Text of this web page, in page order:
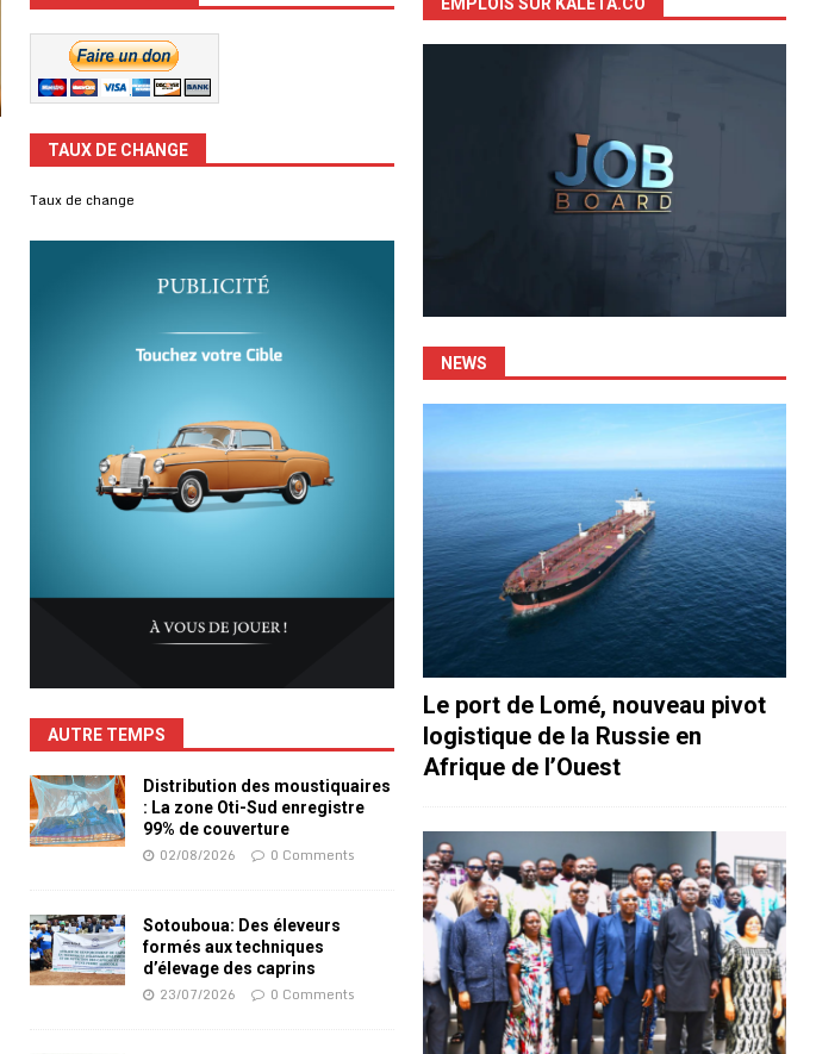
TAUX DE CHANGE
Taux de change
AUTRE TEMPS
Distribution des moustiquaires
: La zone Oti-Sud enregistre
99% de couverture
02/08/2026 0 Comments
Sotouboua: Des éleveurs
formés aux techniques
d’élevage des caprins
23/07/2026 0 Comments
NEWS
Le port de Lomé, nouveau pivot
logistique de la Russie en
Afrique de l’Ouest